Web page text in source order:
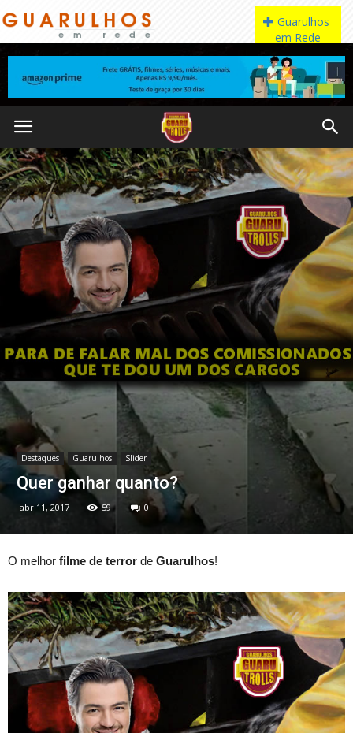
Destaques Guarulhos Slider
Quer ganhar quanto?
abr 11, 2017 59 0
O melhor filme de terror de Guarulhos!